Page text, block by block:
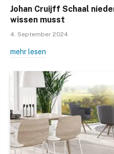
Johan Cruijff Schaal
wissen musst
4. September 2024
mehr lesen